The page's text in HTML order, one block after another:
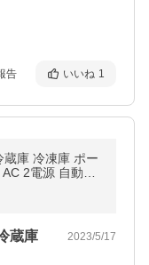
告 いいね 1
庫 冷凍庫 ポー
2電源 自動車
内 保冷 小型 ア
蔵庫 2023/5/17